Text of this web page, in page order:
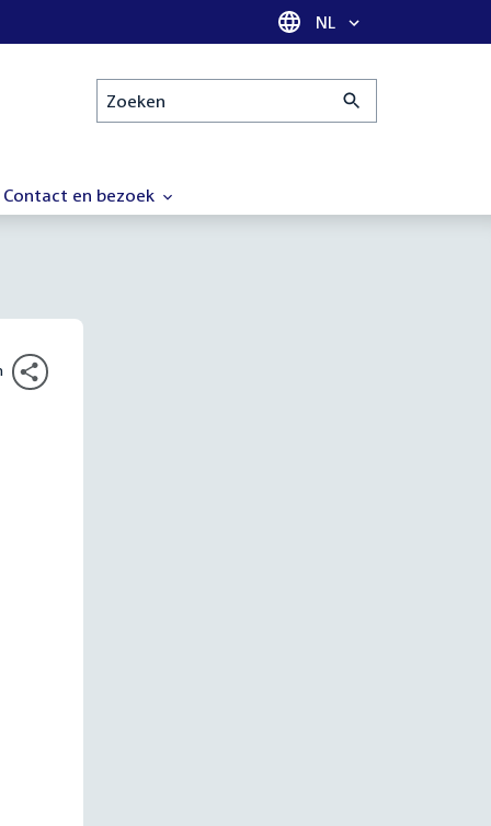
Taal selectie
NL
Zoeken
Contact en bezoek